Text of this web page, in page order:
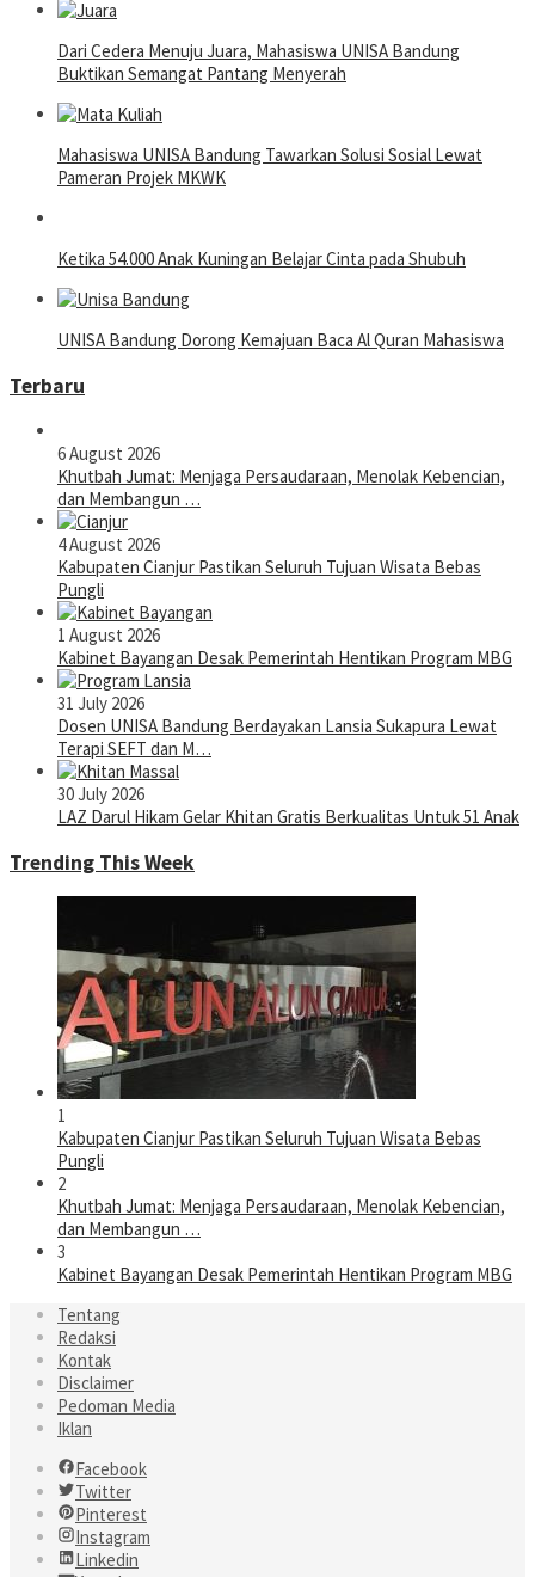
Dari Cedera Menuju Juara, Mahasiswa UNISA Bandung
Buktikan Semangat Pantang Menyerah
Mahasiswa UNISA Bandung Tawarkan Solusi Sosial Lewat
Pameran Projek MKWK
Ketika 54.000 Anak Kuningan Belajar Cinta pada Shubuh
UNISA Bandung Dorong Kemajuan Baca Al Quran Mahasiswa
Terbaru
6 August 2026
Khutbah Jumat: Menjaga Persaudaraan, Menolak Kebencian,
dan Membangun …
4 August 2026
Kabupaten Cianjur Pastikan Seluruh Tujuan Wisata Bebas
Pungli
1 August 2026
Kabinet Bayangan Desak Pemerintah Hentikan Program MBG
31 July 2026
Dosen UNISA Bandung Berdayakan Lansia Sukapura Lewat
Terapi SEFT dan M…
30 July 2026
LAZ Darul Hikam Gelar Khitan Gratis Berkualitas Untuk 51 Anak
Trending This Week
1
Kabupaten Cianjur Pastikan Seluruh Tujuan Wisata Bebas
Pungli
2
Khutbah Jumat: Menjaga Persaudaraan, Menolak Kebencian,
dan Membangun …
3
Kabinet Bayangan Desak Pemerintah Hentikan Program MBG
Tentang
Redaksi
Kontak
Disclaimer
Pedoman Media
Iklan
Facebook
Twitter
Pinterest
Instagram
Linkedin